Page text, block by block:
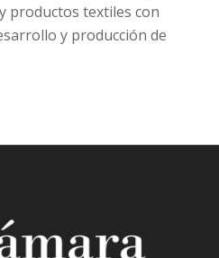
productos textiles con
y producción de